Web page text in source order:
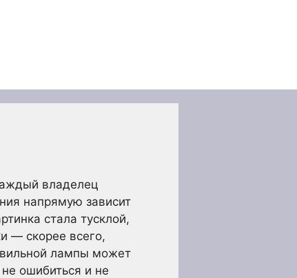
владелец
напрямую зависит
стала тусклой,
— скорее всего,
лампы может
ошибиться и не